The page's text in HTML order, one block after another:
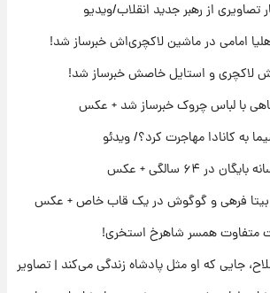
۲۱ ساعت پیش
لحظه برخورد رعد و برق به ساختمان مرکز تجارت
جهانی در آمریکا + فیلم
۲۱ ساعت پیش
برای اولین بار؛ انتشار تصاویری از رهبر جدید
انقلاب/ویدیو
تصاویر عمامه بستن به شیوه خاتمی/ویدیو
تصاویری از رهبر جدید انقلاب/ویدیو
امامی در ماشین لاکچری‌اش خبرساز شد!
لاکچری و استایل خاصش خبرساز شد!
با لباس چروک خبرساز شد + عکس
به کانادا مهاجرت کرد؟/ ویدئو
در ۶۴ سالگی + عکس
بیتا فرهی و گوگوش در یک قاب خاص + عکس
متفاوت همسر شاهرخ استخری!
جایی که او مثل پادشاه زندگی می‌کند | تصاویر